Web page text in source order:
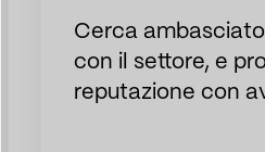
Cerca
con il settore, e
reputazione con